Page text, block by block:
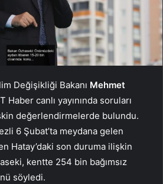
Değişikliği Bakanı Mehmet
Haber canlı yayınında soruları
değerlendirmelerde bulundu.
6 Şubat’ta meydana gelen
Hatay’daki son duruma ilişkin
kentte 254 bin bağımsız
söyledi.